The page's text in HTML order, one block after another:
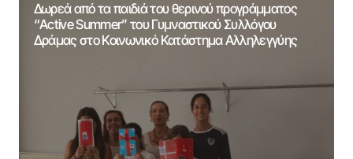
Δωρεά από τα παιδιά του θερινού προγράμματος
“Active Summer” του Γυμναστικού Συλλόγου
Δράμας στο Κοινωνικό Κατάστημα Αλληλεγγύης